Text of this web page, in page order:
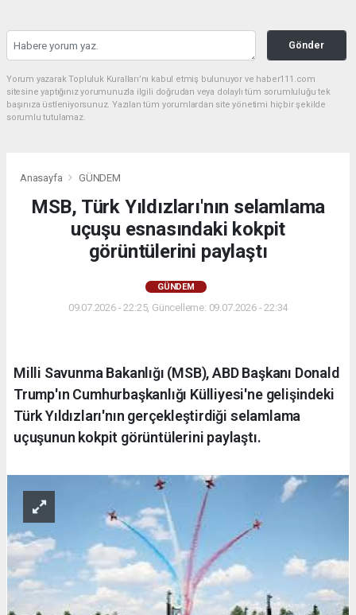
Gönder
Yorum yazarak Topluluk Kuralları’nı kabul etmiş bulunuyor ve haber111.com
sitesine yaptığınız yorumunuzla ilgili doğrudan veya dolaylı tüm sorumluluğu tek
başınıza üstleniyorsunuz. Yazılan tüm yorumlardan site yönetimi hiçbir şekilde
sorumlu tutulamaz.
Anasayfa GÜNDEM
MSB, Türk Yıldızları'nın selamlama
uçuşu esnasındaki kokpit
görüntülerini paylaştı
GÜNDEM
09.07.2026 - 22:25, Güncelleme: 09.07.2026 - 22:34
Milli Savunma Bakanlığı (MSB), ABD Başkanı Donald
Trump'ın Cumhurbaşkanlığı Külliyesi'ne gelişindeki
Türk Yıldızları'nın gerçekleştirdiği selamlama
uçuşunun kokpit görüntülerini paylaştı.